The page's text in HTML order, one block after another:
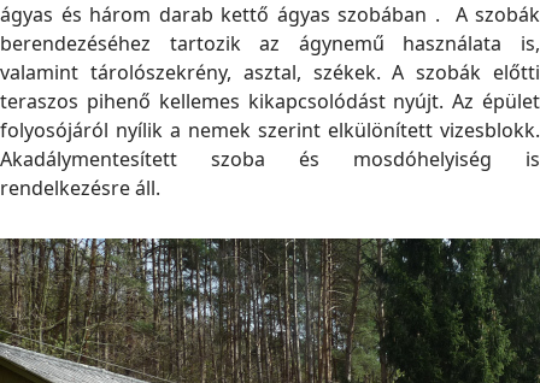
ágyas és három darab kettő ágyas szobában . A szobák
berendezéséhez tartozik az ágynemű használata is,
valamint tárolószekrény, asztal, székek. A szobák előtti
teraszos pihenő kellemes kikapcsolódást nyújt. Az épület
folyosójáról nyílik a nemek szerint elkülönített vizesblokk.
Akadálymentesített szoba és mosdóhelyiség is
rendelkezésre áll.